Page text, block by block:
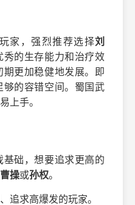
家，强烈推荐选择刘
的生存能力和治疗效
更加稳健地发展。即
的容错空间。蜀国武
上手。
础，想要追求更高的
曹操或孙权。
追求高爆发的玩家。